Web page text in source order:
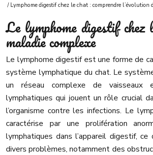
/ Lymphome digestif chez le chat : comprendre l’évolution
Le lymphome digestif chez
maladie complexe
Le lymphome digestif est une forme de
système lymphatique du chat. Le
un réseau complexe de vaisseaux
lymphatiques qui jouent un rôle crucial
l’organisme contre les infections. Le
caractérise par une prolifération
lymphatiques dans l’appareil digestif,
divers problèmes, notamment des